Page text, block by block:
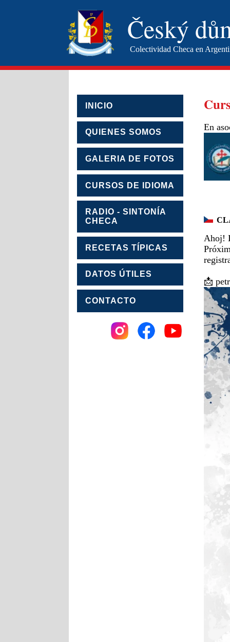
Český
Colectividad Checa en
INICIO
QUIENES SOMOS
GALERIA DE FOTOS
CURSOS DE IDIOMA
RADIO - SINTONÍA
CHECA
RECETAS TÍPICAS
DATOS ÚTILES
CONTACTO
En
Ahoj!
📩